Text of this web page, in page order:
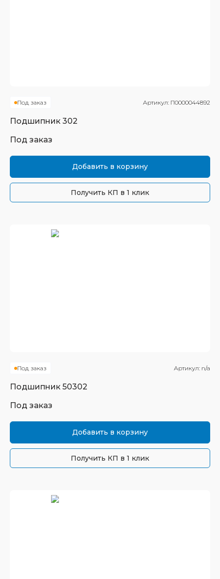
Под заказ Артикул: П0000044892
Подшипник 302
Под заказ
Добавить в корзину
Получить КП в 1 клик
Под заказ Артикул: n/a
Подшипник 50302
Под заказ
Добавить в корзину
Получить КП в 1 клик